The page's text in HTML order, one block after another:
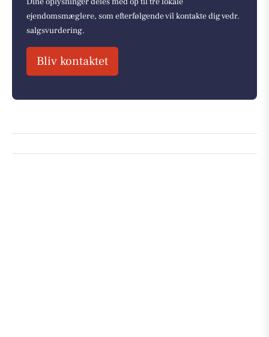
ejendomsmæglere, som efterfølgende vil kontakte dig vedr.
salgsvurdering.
Bliv kontaktet